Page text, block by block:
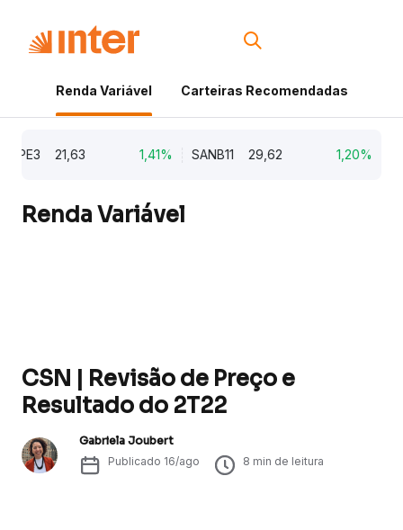
Renda Variável Carteiras Recomendadas
21,63 1,41% SANB11 29,62 1,20%
Renda Variável
CSN | Revisão de Preço e
Resultado do 2T22
Gabriela Joubert
Publicado 16/ago 8 min de leitura